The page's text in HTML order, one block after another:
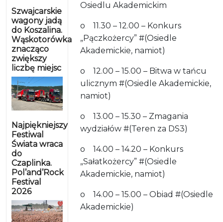
Szwajcarskie
wagony jadą
do Koszalina.
Wąskotorówka
znacząco
zwiększy
liczbę miejsc
Najpiękniejszy
Festiwal
Świata wraca
do
Czaplinka.
Pol’and’Rock
Festival
2026
Osiedlu Akademickim
o 11.30 – 12.00 – Konkurs
„Pączkożercy” #(Osiedle
Akademickie, namiot)
o 12.00 – 15.00 – Bitwa w tańcu
ulicznym #(Osiedle Akademickie,
namiot)
o 13.00 – 15.30 – Zmagania
wydziałów #(Teren za DS3)
o 14.00 – 14.20 – Konkurs
„Sałatkożercy” #(Osiedle
Akademickie, namiot)
o 14.00 – 15.00 – Obiad #(Osiedle
Akademickie)